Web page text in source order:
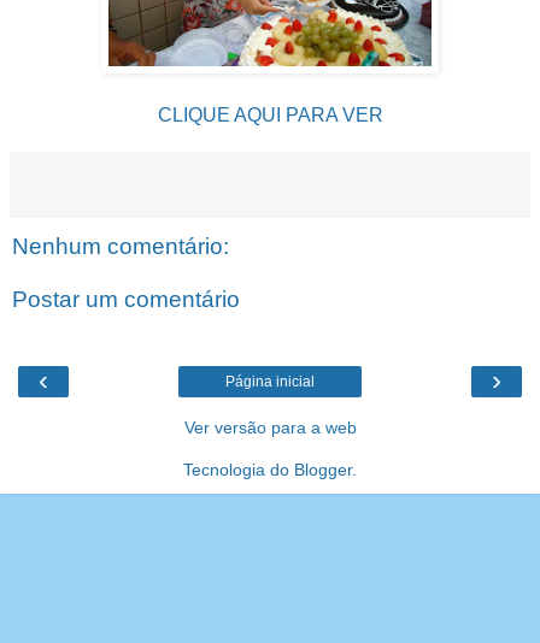
CLIQUE AQUI PARA VER
Nenhum comentário:
Postar um comentário
‹ ›
Página inicial
Ver versão para a web
Tecnologia do Blogger.